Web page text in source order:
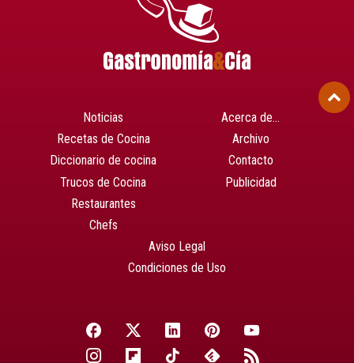
Noticias
Recetas de Cocina
Diccionario de cocina
Trucos de Cocina
Restaurantes
Chefs
Acerca de…
Archivo
Contacto
Publicidad
Aviso Legal
Condiciones de Uso